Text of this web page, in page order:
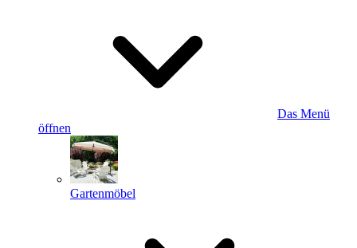
Das Menü
öffnen
Gartenmöbel